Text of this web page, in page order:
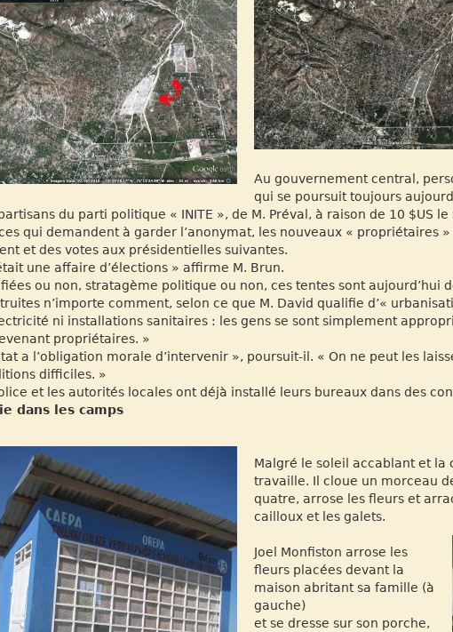
Au gouvernement central,
qui se poursuit toujours
du parti politique « INITE », de M. Préval, à raison de 10 $US
qui demandent à garder l’anonymat, les nouveaux « propriétaires
et des votes aux présidentielles suivantes.
une affaire d’élections » affirme M. Brun.
ou non, stratagème politique ou non, ces tentes sont aujourd’hui
n’importe comment, selon ce que M. David qualifie d’«
ni installations sanitaires : les gens se sont simplement
propriétaires. »
a l’obligation morale d’intervenir », poursuit-il. « On ne peut les
difficiles. »
et les autorités locales ont déjà installé leurs bureaux dans des
dans les camps
Malgré le soleil accablant et la
travaille. Il cloue un morceau
quatre, arrose les fleurs et
cailloux et les galets.
Joel Monfiston arrose les
fleurs placées devant la
maison abritant sa famille (à
gauche)
et se dresse sur son porche,